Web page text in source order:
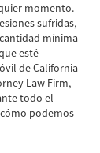
momento.
sufridas,
mínima
esté
de California
Law Firm,
todo el
podemos